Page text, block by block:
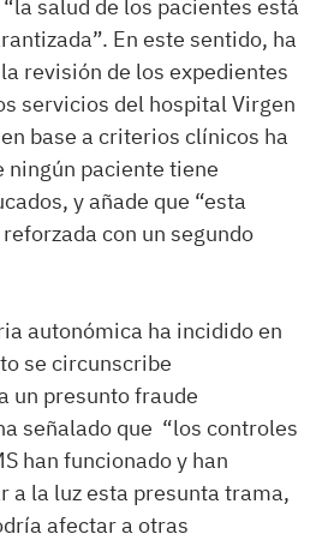
salud de los pacientes está
En este sentido, ha
revisión de los expedientes
servicios del hospital Virgen
base a criterios clínicos ha
ningún paciente tiene
y añade que “esta
con un segundo
autonómica ha incidido en
se circunscribe
un presunto fraude
señalado que “los controles
han funcionado y han
a la luz esta presunta trama,
afectar a otras